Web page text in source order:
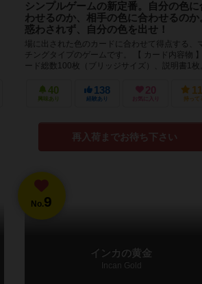
シンプルゲームの新定番。自分の色に
わせるのか、相手の色に合わせるのか
惑わされず、自分の色を出せ！
場に出された色のカードに合わせて得点する、
チングタイプのゲームです。 【 カード内容物
ード総数100枚（ブリッジサイズ）、説明書1枚
40
興味あり
138
経験あり
20
お気に入り 持って
再入荷までお待ち下さい
No.9
インカの黄金
Incan Gold